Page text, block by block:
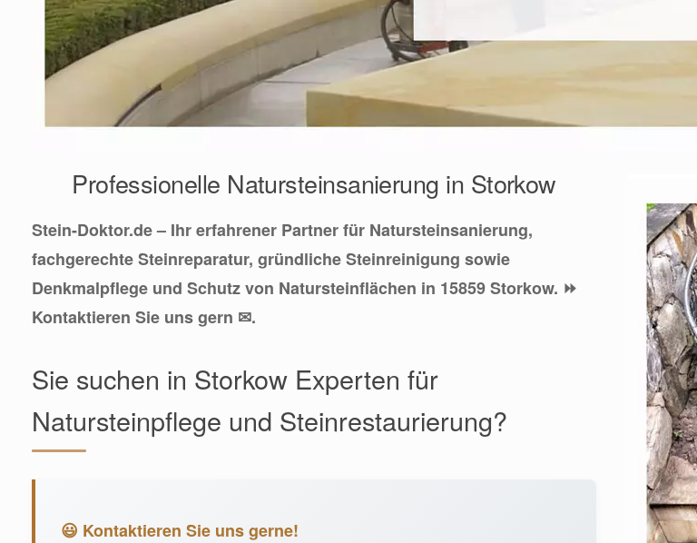
Professionelle Natursteinsanierung in Storkow
Stein-Doktor.de – Ihr erfahrener Partner für Natursteinsanierung,
fachgerechte Steinreparatur, gründliche Steinreinigung sowie
Denkmalpflege und Schutz von Natursteinflächen in 15859 Storkow. ⏩
Kontaktieren Sie uns gern ✉.
Sie suchen in Storkow Experten für
Natursteinpflege und Steinrestaurierung?
😃 Kontaktieren Sie uns gerne!